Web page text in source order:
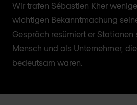
Wir trafen Sébastien Kher
wichtigen Bekanntmachung
Gespräch resümiert er Stationen
Mensch und als Unternehmer,
bedeutsam waren.